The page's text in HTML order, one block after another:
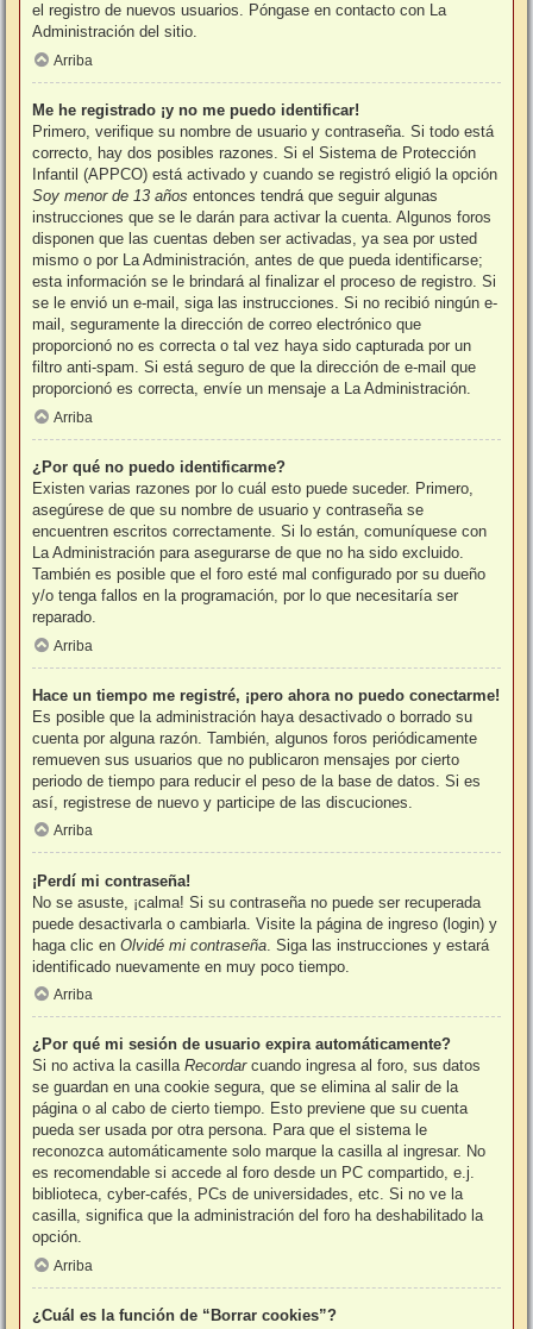
el registro de nuevos usuarios. Póngase en contacto con La
Administración del sitio.
Arriba
Me he registrado ¡y no me puedo identificar!
Primero, verifique su nombre de usuario y contraseña. Si todo está
correcto, hay dos posibles razones. Si el Sistema de Protección
Infantil (APPCO) está activado y cuando se registró eligió la opción
Soy menor de 13 años entonces tendrá que seguir algunas
instrucciones que se le darán para activar la cuenta. Algunos foros
disponen que las cuentas deben ser activadas, ya sea por usted
mismo o por La Administración, antes de que pueda identificarse;
esta información se le brindará al finalizar el proceso de registro. Si
se le envió un e-mail, siga las instrucciones. Si no recibió ningún e-
mail, seguramente la dirección de correo electrónico que
proporcionó no es correcta o tal vez haya sido capturada por un
filtro anti-spam. Si está seguro de que la dirección de e-mail que
proporcionó es correcta, envíe un mensaje a La Administración.
Arriba
¿Por qué no puedo identificarme?
Existen varias razones por lo cuál esto puede suceder. Primero,
asegúrese de que su nombre de usuario y contraseña se
encuentren escritos correctamente. Si lo están, comuníquese con
La Administración para asegurarse de que no ha sido excluido.
También es posible que el foro esté mal configurado por su dueño
y/o tenga fallos en la programación, por lo que necesitaría ser
reparado.
Arriba
Hace un tiempo me registré, ¡pero ahora no puedo conectarme!
Es posible que la administración haya desactivado o borrado su
cuenta por alguna razón. También, algunos foros periódicamente
remueven sus usuarios que no publicaron mensajes por cierto
periodo de tiempo para reducir el peso de la base de datos. Si es
así, registrese de nuevo y participe de las discuciones.
Arriba
¡Perdí mi contraseña!
No se asuste, ¡calma! Si su contraseña no puede ser recuperada
puede desactivarla o cambiarla. Visite la página de ingreso (login) y
haga clic en Olvidé mi contraseña . Siga las instrucciones y estará
identificado nuevamente en muy poco tiempo.
Arriba
¿Por qué mi sesión de usuario expira automáticamente?
Si no activa la casilla Recordarcuando ingresa al foro, sus datos
se guardan en una cookie segura, que se elimina al salir de la
página o al cabo de cierto tiempo. Esto previene que su cuenta
pueda ser usada por otra persona. Para que el sistema le
reconozca automáticamente solo marque la casilla al ingresar. No
es recomendable si accede al foro desde un PC compartido, e.j.
biblioteca, cyber-cafés, PCs de universidades, etc. Si no ve la
casilla, significa que la administración del foro ha deshabilitado la
opción.
Arriba
¿Cuál es la función de “Borrar cookies”?